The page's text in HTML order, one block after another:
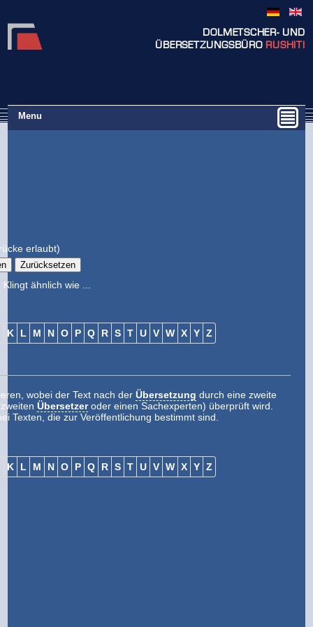
DOLMETSCHER- UND
ÜBERSETZUNGSBÜRO RUSHITI
Menu
erlaubt)
Klingt ähnlich wie ...
K L M N O P Q R S T U V W X Y Z
wobei der Text nach der Übersetzung durch eine zweite
Übersetzeroder einen Sachexperten) überprüft wird.
Texten, die zur Veröffentlichung bestimmt sind.
K L M N O P Q R S T U V W X Y Z